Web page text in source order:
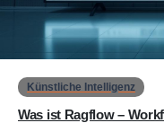
Künstliche Intelligenz
Was ist Ragflow –